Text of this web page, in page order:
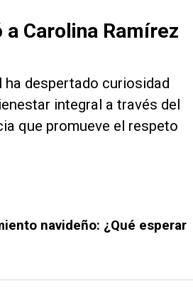
Carolina Ramírez
despertado curiosidad
integral a través del
que promueve el respeto
navideño: ¿Qué esperar